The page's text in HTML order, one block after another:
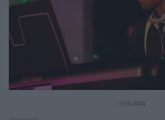
REKLAMA